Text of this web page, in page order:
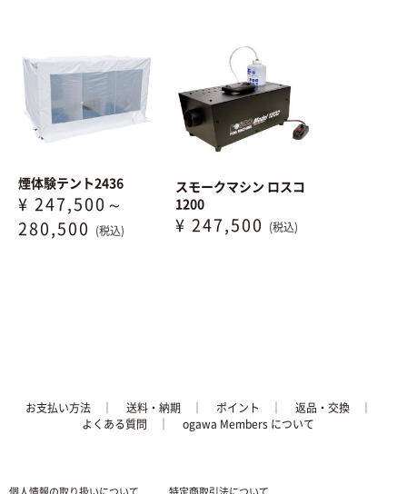
煙体験テント2436
¥ 247,500～
280,500 (税込)
スモークマシン ロスコ
1200
¥ 247,500 (税込)
お支払い方法│ 送料・納期 │ ポイント │ 返品・交換│
よくある質問 ｜ ogawa Members について